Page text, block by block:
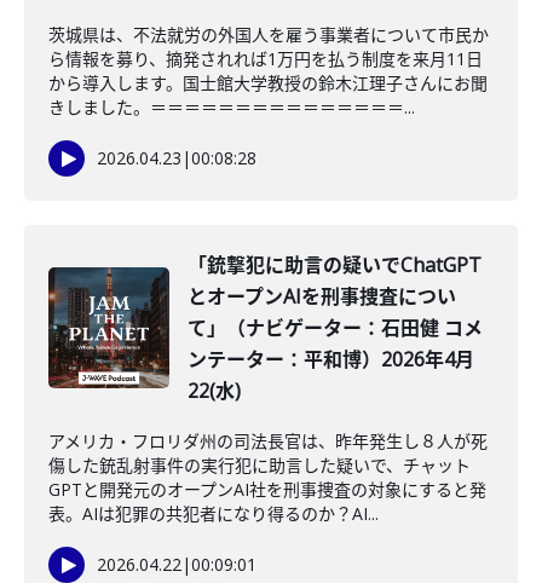
茨城県は、不法就労の外国人を雇う事業者について市民か
ら情報を募り、摘発されれば1万円を払う制度を来月11日
から導入します。国士館大学教授の鈴木江理子さんにお聞
きしました。＝＝＝＝＝＝＝＝＝＝＝＝＝＝＝...
2026.04.23 |00:08:28
「銃撃犯に助言の疑いでChatGPT
とオープンAIを刑事捜査につい
て」（ナビゲーター：石田健 コメ
ンテーター：平和博）2026年4月
22(水)
アメリカ・フロリダ州の司法長官は、昨年発生し８人が死
傷した銃乱射事件の実行犯に助言した疑いで、チャット
GPTと開発元のオープンAI社を刑事捜査の対象にすると発
表。AIは犯罪の共犯者になり得るのか？AI...
2026.04.22|00:09:01